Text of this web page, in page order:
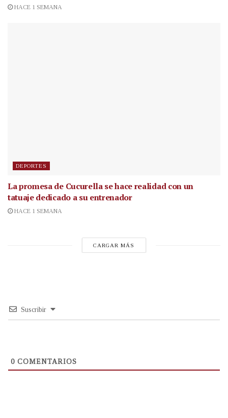
HACE 1 SEMANA
DEPORTES
La promesa de Cucurella se hace realidad con un
tatuaje dedicado a su entrenador
HACE 1 SEMANA
CARGAR MÁS
Suscribir
0 COMENTARIOS